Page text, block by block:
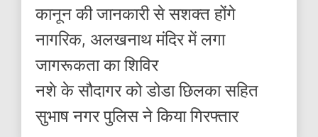
कानून की जानकारी से सशक्त होंगे
नागरिक, अलखनाथ मंदिर में लगा
जागरूकता का शिविर
नशे के सौदागर को डोडा छिलका सहित
सुभाष नगर पुलिस ने किया गिरफ्तार